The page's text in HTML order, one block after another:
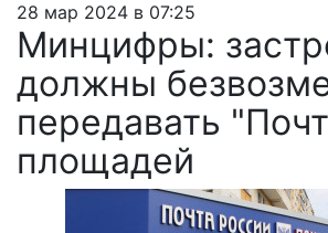
28 мар 2024 в 07:25
Минцифры:
должны
передавать
площадей